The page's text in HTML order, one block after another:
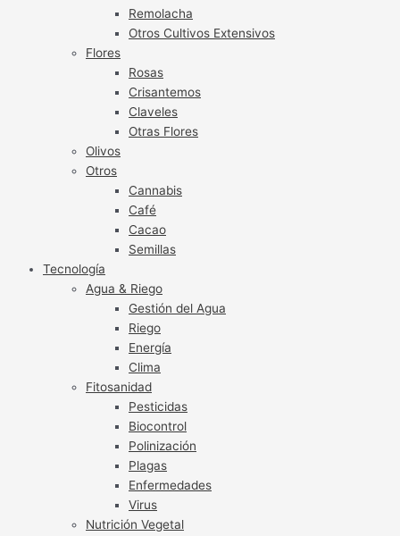
Remolacha
Otros Cultivos Extensivos
Flores
Rosas
Crisantemos
Claveles
Otras Flores
Olivos
Otros
Cannabis
Café
Cacao
Semillas
Tecnología
Agua & Riego
Gestión del Agua
Riego
Energía
Clima
Fitosanidad
Pesticidas
Biocontrol
Polinización
Plagas
Enfermedades
Virus
Nutrición Vegetal